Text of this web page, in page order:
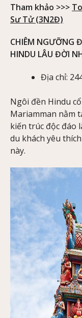
Tham khảo >>>
Sư Tử (3N2Đ)
CHIÊM NGƯỠNG
HINDU LÂU ĐỜI
Địa chỉ:
Ngôi đền Hindu
Mariamman nằm
kiến trúc độc đáo
du khách yêu
này.